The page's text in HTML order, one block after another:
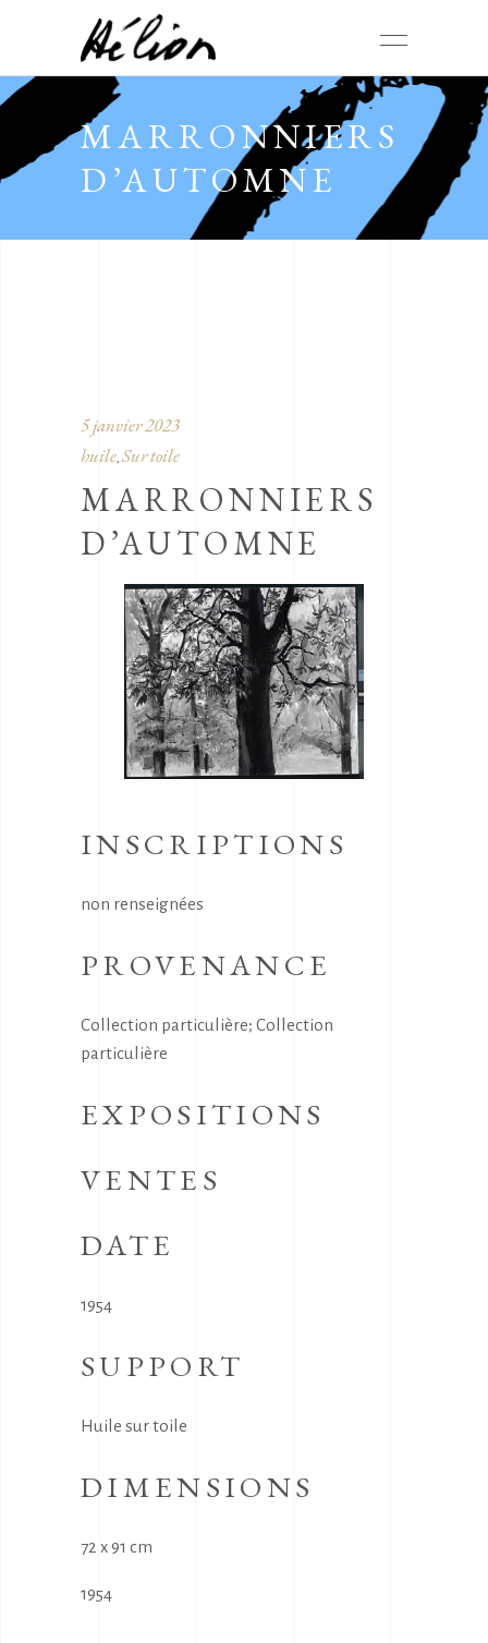
MARRONNIERS
D’AUTOMNE
5 janvier 2023
huile, Sur toile
MARRONNIERS
D’AUTOMNE
INSCRIPTIONS
non renseignées
PROVENANCE
Collection particulière; Collection
particulière
EXPOSITIONS
VENTES
DATE
1954
SUPPORT
Huile sur toile
DIMENSIONS
72 x 91 cm
1954